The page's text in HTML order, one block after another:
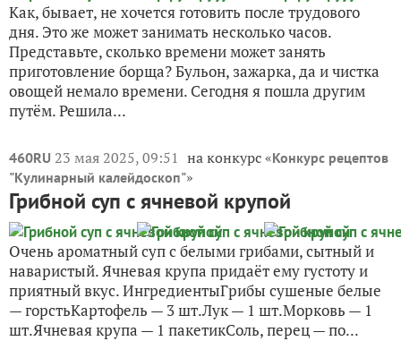
Как, бывает, не хочется готовить после трудового
дня. Это же может занимать несколько часов.
Представьте, сколько времени может занять
приготовление борща? Бульон, зажарка, да и чистка
овощей немало времени. Сегодня я пошла другим
путём. Решила...
460RU 23 мая 2025, 09:51 на конкурс «Конкурс рецептов
"Кулинарный калейдоскоп"»
Грибной суп с ячневой крупой
Очень ароматный суп с белыми грибами, сытный и
наваристый. Ячневая крупа придаёт ему густоту и
приятный вкус. ИнгредиентыГрибы сушеные белые
— горстьКартофель — 3 шт.Лук — 1 шт.Морковь — 1
шт.Ячневая крупа — 1 пакетикСоль, перец — по...